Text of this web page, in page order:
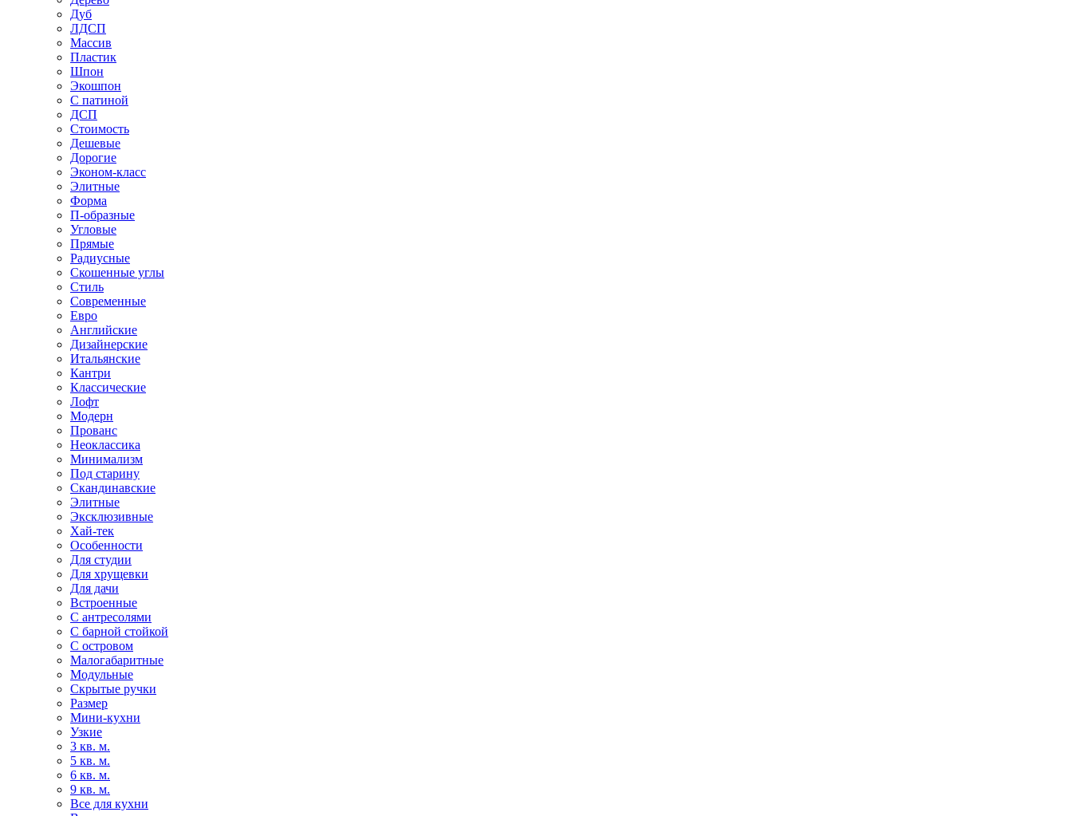
Дуб
ЛДСП
Массив
Пластик
Шпон
Экошпон
С патиной
ДСП
Стоимость
Дешевые
Дорогие
Эконом-класс
Элитные
Форма
П-образные
Угловые
Прямые
Радиусные
Скошенные углы
Стиль
Современные
Евро
Английские
Дизайнерские
Итальянские
Кантри
Классические
Лофт
Модерн
Прованс
Неоклассика
Минимализм
Под старину
Скандинавские
Элитные
Эксклюзивные
Хай-тек
Особенности
Для студии
Для хрущевки
Для дачи
Встроенные
С антресолями
С барной стойкой
С островом
Малогабаритные
Модульные
Скрытые ручки
Размер
Мини-кухни
Узкие
3 кв. м.
5 кв. м.
6 кв. м.
9 кв. м.
Все для кухни